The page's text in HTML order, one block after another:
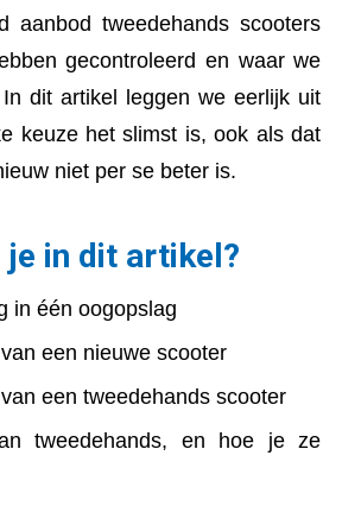
aanbod tweedehands scooters
gecontroleerd en waar we
dit artikel leggen we eerlijk uit
keuze het slimst is, ook als dat
niet per se beter is.
je in dit artikel?
in één oogopslag
een nieuwe scooter
een tweedehands scooter
tweedehands, en hoe je ze